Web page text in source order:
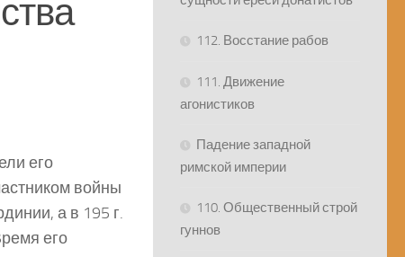
его
войны
а в 195 г.
его
112. Восстание рабов
111. Движение
агонистиков
Падение западной
римской империи
110. Общественный строй
гуннов